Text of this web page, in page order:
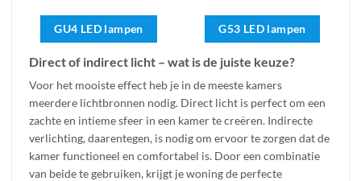
GU4 LED lampen G53 LED lampen
Direct of indirect licht – wat is de juiste keuze?
Voor het mooiste effect heb je in de meeste kamers
meerdere lichtbronnen nodig. Direct licht is perfect om een
zachte en intieme sfeer in een kamer te creëren. Indirecte
verlichting, daarentegen, is nodig om ervoor te zorgen dat de
kamer functioneel en comfortabel is. Door een combinatie
van beide te gebruiken, krijgt je woning de perfecte